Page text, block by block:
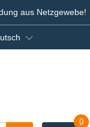
aus Netzgewebe!
0